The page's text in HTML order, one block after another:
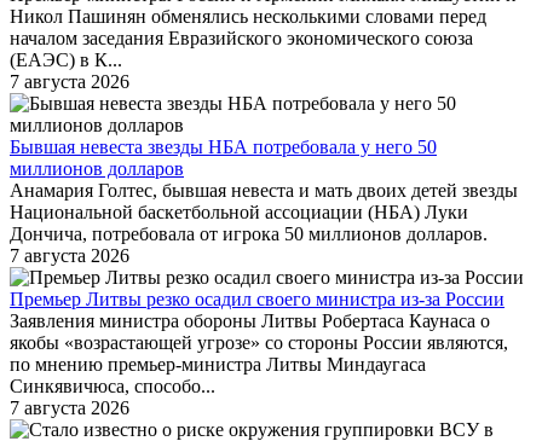
Никол Пашинян обменялись несколькими словами перед
началом заседания Евразийского экономического союза
(ЕАЭС) в К...
7 августа 2026
Бывшая невеста звезды НБА потребовала у него 50
миллионов долларов
Анамария Голтес, бывшая невеста и мать двоих детей звезды
Национальной баскетбольной ассоциации (НБА) Луки
Дончича, потребовала от игрока 50 миллионов долларов.
7 августа 2026
Премьер Литвы резко осадил своего министра из-за России
Заявления министра обороны Литвы Робертаса Каунаса о
якобы «возрастающей угрозе» со стороны России являются,
по мнению премьер-министра Литвы Миндаугаса
Синкявичюса, способо...
7 августа 2026